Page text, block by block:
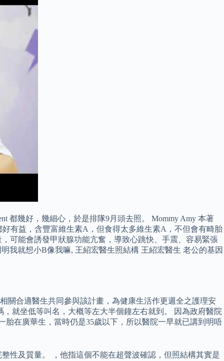
都幾好，幾細心，於是排隊9月頭去照。 Mommy Amy 本著
有益，含豐富維生素A，但食得太多維生素A，不但會有畸胎
可能會誘發甲狀腺功能亢奮，導致心跳快、手震、容易緊張
我就想小B像我嘛, 王紹宏醫生照結構 王紹宏醫生 老公的基因
關合適醫生共同參與該計畫，為健康生活作更週全之護理安
就坐低等叫名，大概等左大半個鐘左右就到。 因為政府醫院
在廣華生，當時仍是35歲以下，所以醫院一早就已講到明唔
性及質量。 ，他指這個不能在超聲波確認，但照結構其實是